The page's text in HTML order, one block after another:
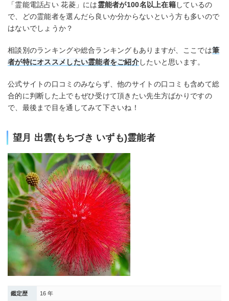
「霊能電話占い 花菱」には霊能者が100名以上在籍しているの
で、どの霊能者を選んだら良いか分からないという方も多いので
はないでしょうか？
相談別のランキングや総合ランキングもありますが、ここでは筆
者が特にオススメしたい霊能者をご紹介したいと思います。
公式サイトの口コミのみならず、他のサイトの口コミも含めて総
合的に判断した上でもぜひ受けて頂きたい先生方ばかりですの
で、最後まで目を通してみて下さいね！
望月 出雲(もちづき いずも)霊能者
鑑定歴 16 年